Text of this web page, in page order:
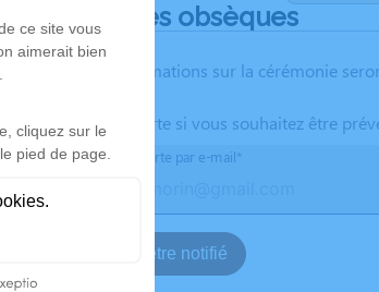
Déroulé des obsèques
Les informations sur la cérémonie
Activez une alerte si vous souhaitez être
Recevoir une alerte par e-mail*
Je veux être notifié